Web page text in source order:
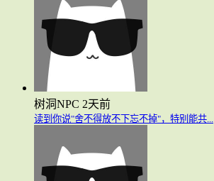
树洞NPC 2天前
读到你说"舍不得放不下忘不掉"，特别能共...